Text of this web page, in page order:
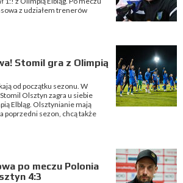
z udziałem trenerów
Stomil gra z Olimpią
od początku sezonu. W
Olsztyn zagra u siebie
Elbląg. Olsztynianie mają
poprzedni sezon, chcą także
po meczu Polonia
4:3